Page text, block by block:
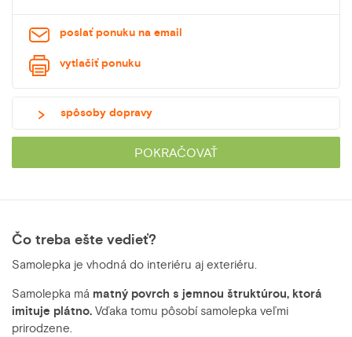
poslať ponuku na email
vytlačiť ponuku
spôsoby dopravy
POKRAČOVAŤ
Čo treba ešte vedieť?
Samolepka je vhodná do interiéru aj exteriéru.
Samolepka má matný povrch s jemnou štruktúrou, ktorá
imituje plátno. Vďaka tomu pôsobí samolepka veľmi
prirodzene.